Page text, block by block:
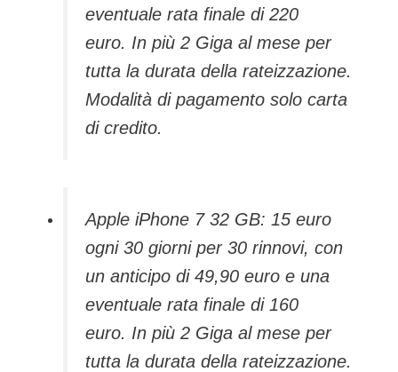
eventuale rata finale di 220
euro. In più 2 Giga al mese per
tutta la durata della rateizzazione.
Modalità di pagamento solo carta
di credito.
Apple iPhone 7 32 GB: 15 euro
ogni 30 giorni per 30 rinnovi, con
un anticipo di 49,90 euro e una
eventuale rata finale di 160
euro. In più 2 Giga al mese per
tutta la durata della rateizzazione.